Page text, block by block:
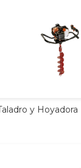
y Hoyadora